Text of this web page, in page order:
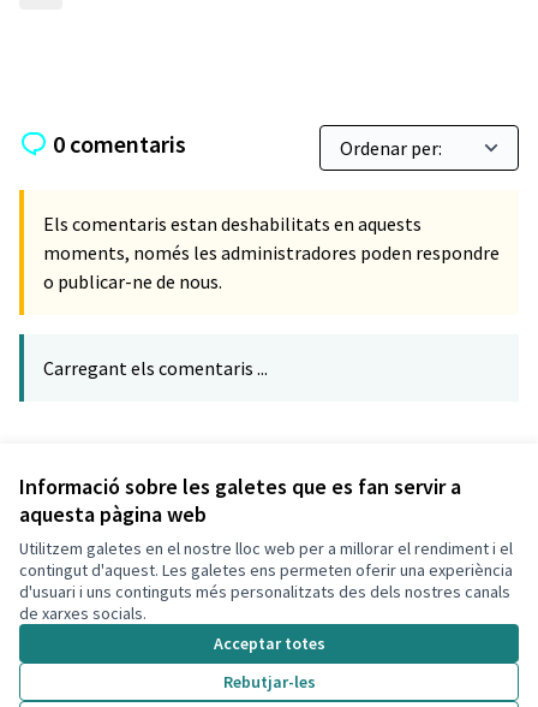
Informació sobre les galetes que es fan servir a
aquesta pàgina web
Utilitzem galetes en el nostre lloc web per a millorar el rendiment i el
contingut d'aquest. Les galetes ens permeten oferir una experiència
d'usuari i uns continguts més personalitzats des dels nostres canals
de xarxes socials.
Acceptar totes
Rebutjar-les
0 comentaris
Els comentaris estan deshabilitats en aquests
moments, només les administradores poden respondre
o publicar-ne de nous.
Carregant els comentaris ...
Verifica l'empremta digital
Termes i condicions d'ús
Configuració de les galetes
Decidim Calafell a X
(Enllaç extern)
Decidim Calafell a Facebook
Decidim Calafell a YouTube
Decidim Calafell a GitHub
(Enllaç extern)